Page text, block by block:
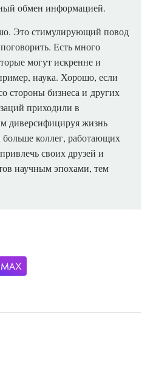
обмен информацией.
Это стимулирующий повод
Есть много
могут искренне и
наука. Хорошо, если
стороны бизнеса и других
приходили в
диверсифицируя жизнь
коллег, работающих
своих друзей и
научным эпохами, тем